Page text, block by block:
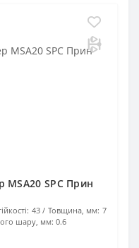
MSA20 SPC Прин
43 Товщина, мм: 7
шару, мм: 0.6